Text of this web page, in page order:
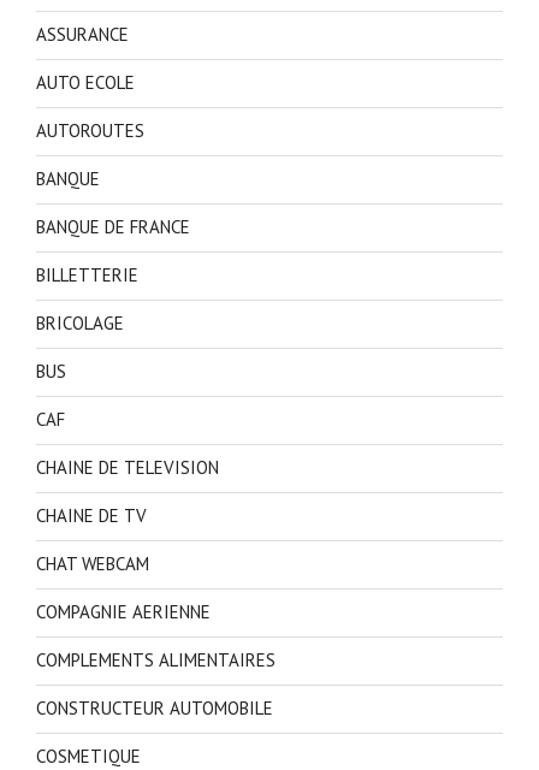
ASSURANCE
AUTO ECOLE
AUTOROUTES
BANQUE
BANQUE DE FRANCE
BILLETTERIE
BRICOLAGE
BUS
CAF
CHAINE DE TELEVISION
CHAINE DE TV
CHAT WEBCAM
COMPAGNIE AERIENNE
COMPLEMENTS ALIMENTAIRES
CONSTRUCTEUR AUTOMOBILE
COSMETIQUE